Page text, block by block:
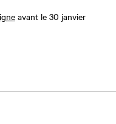
avant le 30 janvier